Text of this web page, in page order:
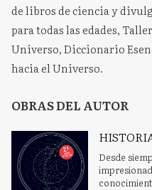
de libros de ciencia y
para todas las edades,
Universo, Diccionario
hacia el Universo.
OBRAS DEL AUTOR
Desde